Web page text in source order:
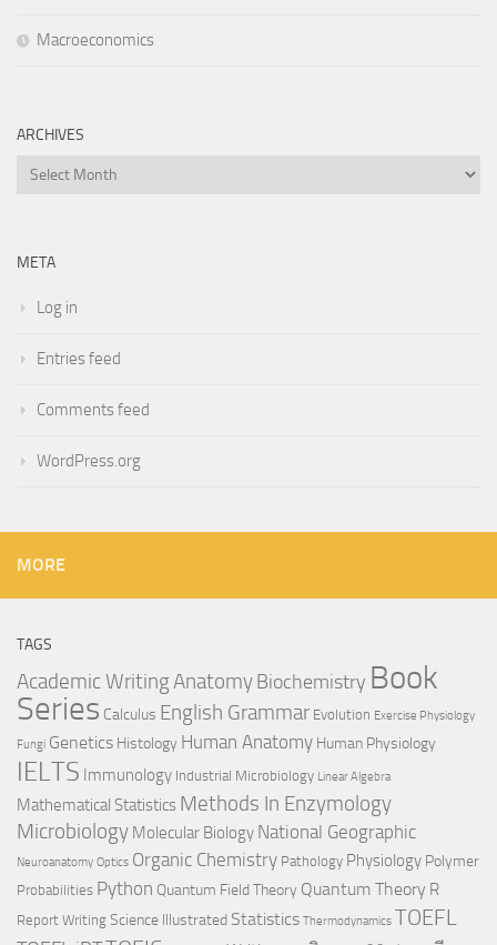
Macroeconomics
ARCHIVES
Archives
META
Log in
Entries feed
Comments feed
WordPress.org
MORE
TAGS
Academic WritingAnatomyBiochemistry Book
Series Calculus English Grammar Evolution Exercise Physiology
Fungi Genetics Histology Human Anatomy Human Physiology
IELTS Immunology Industrial Microbiology Linear Algebra
Mathematical Statistics Methods In Enzymology
Microbiology Molecular Biology National Geographic
Neuroanatomy Optics Organic Chemistry Pathology Physiology Polymer
Probabilities Python Quantum Field Theory Quantum Theory R
Report Writing Science Illustrated Statistics Thermodynamics TOEFL